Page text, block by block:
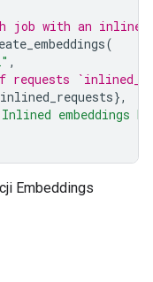
job with an inline
(
,
inlined_requests},
embeddings
Embeddings